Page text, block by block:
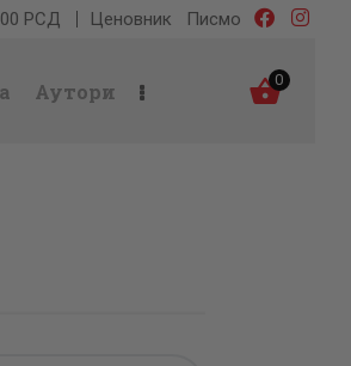
РСД Ценовник Писмо
Аутори 0